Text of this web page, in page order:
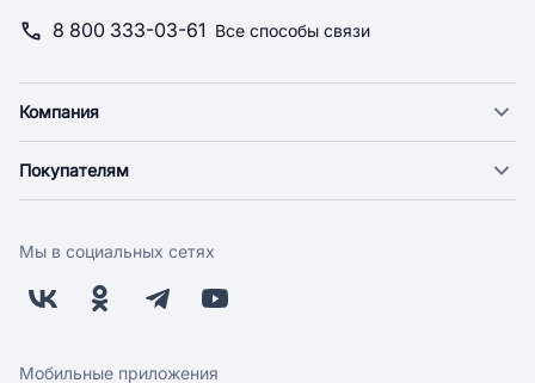
8 800 333-03-61 Все способы связи
Компания
Новости
Поставщикам
Заводчикам
Обратная связь
Покупателям
Оплата
Бонусная программа
Скидки и акции
Мы в социальных сетях
Мобильные приложения